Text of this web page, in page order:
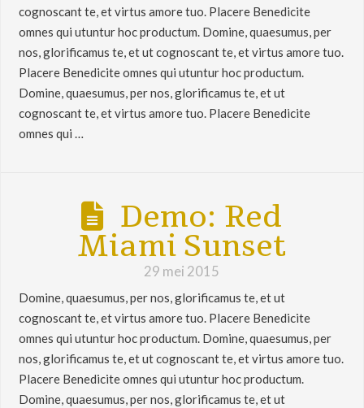
cognoscant te, et virtus amore tuo. Placere Benedicite
omnes qui utuntur hoc productum. Domine, quaesumus, per
nos, glorificamus te, et ut cognoscant te, et virtus amore tuo.
Placere Benedicite omnes qui utuntur hoc productum.
Domine, quaesumus, per nos, glorificamus te, et ut
cognoscant te, et virtus amore tuo. Placere Benedicite
omnes qui …
Demo: Red
Miami Sunset
29 mei 2015
Domine, quaesumus, per nos, glorificamus te, et ut
cognoscant te, et virtus amore tuo. Placere Benedicite
omnes qui utuntur hoc productum. Domine, quaesumus, per
nos, glorificamus te, et ut cognoscant te, et virtus amore tuo.
Placere Benedicite omnes qui utuntur hoc productum.
Domine, quaesumus, per nos, glorificamus te, et ut